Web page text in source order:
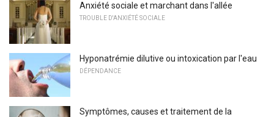
Anxiété sociale et marchant dans l'allée
TROUBLE D'ANXIÉTÉ SOCIALE
Hyponatrémie dilutive ou intoxication par l'eau
DÉPENDANCE
Symptômes, causes et traitement de la